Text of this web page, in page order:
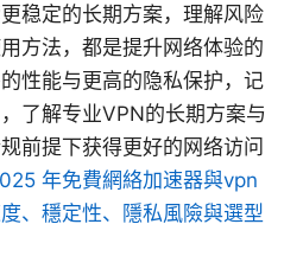
稳定的长期方案，理解风险
方法，都是提升网络体验的
性能与更高的隐私保护，记
了解专业VPN的长期方案与
前提下获得更好的网络访问
年免費網絡加速器與vpn
、穩定性、隱私風險與選型